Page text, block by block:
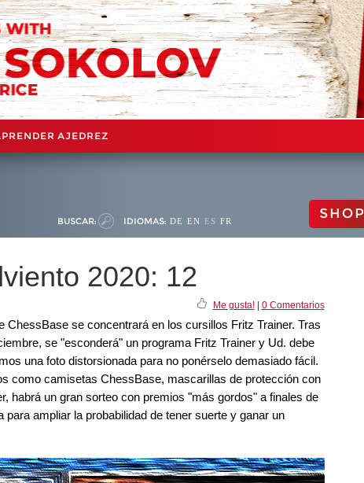
AJEDREZ
BUSCAR: IDIOMAS: DE EN ES FR SHOP
2020: 12
Me gusta!| 0 Comentarios
ChessBase se concentrará en los cursillos Fritz Trainer. Tras
se "esconderá" un programa Fritz Trainer y Ud. debe
una foto distorsionada para no ponérselo demasiado fácil.
como camisetas ChessBase, mascarillas de protección con
habrá un gran sorteo con premios "más gordos" a finales de
ampliar la probabilidad de tener suerte y ganar un